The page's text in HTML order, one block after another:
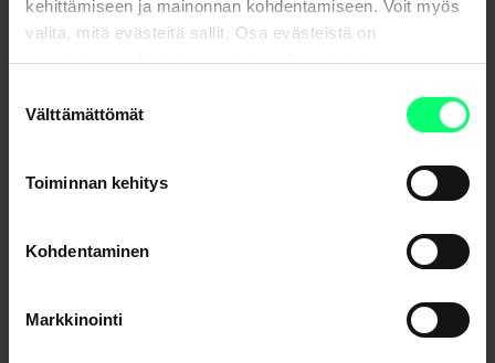
kehittämiseen ja mainonnan kohdentamiseen. Voit myös
valita, mitä evästeitä sallit. Osa evästeistä on
sivustojemme luotettavan ja turvallisen toiminnan
valinta
Välttämättömät
Toiminnan kehitys
Kohdentaminen
Markkinointi